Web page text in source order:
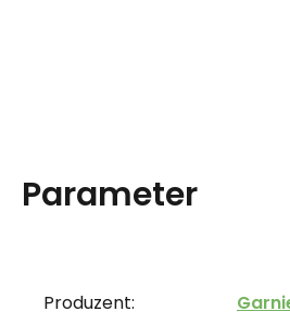
Parameter
Produzent: